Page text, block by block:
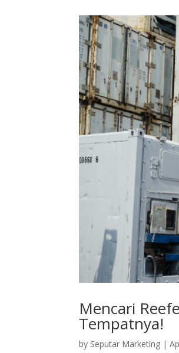
Mencari
Tempatnya!
by Seputar Marketing |